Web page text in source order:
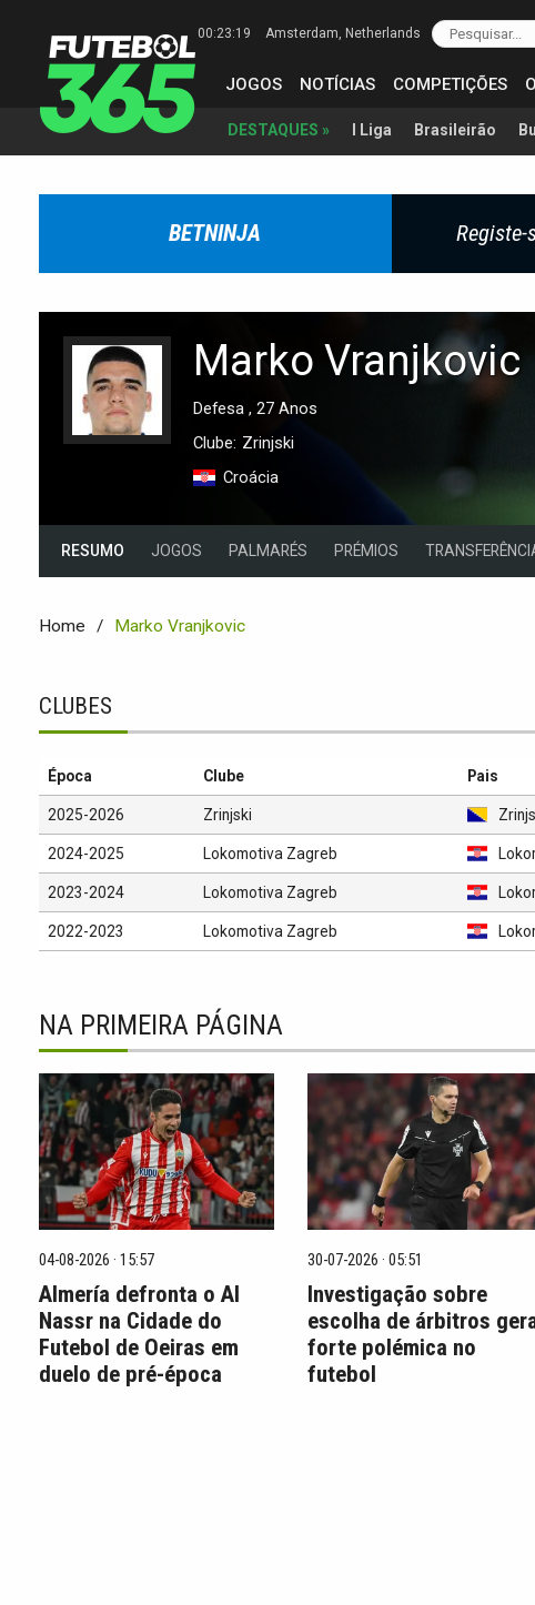
00:23:20 Amsterdam, Netherlands
JOGOS NOTÍCIAS COMPETIÇÕES
DESTAQUES » I Liga Brasileirão
BETNINJA
Marko Vranjkovic
Defesa , 27 Anos
Clube: Zrinjski
Croácia
RESUMO JOGOS PALMARÉS PRÉMIOS
Home Marko Vranjkovic
CLUBES
Época Clube Pais
2025-2026 Zrinjski
2024-2025 Lokomotiva Zagreb
2023-2024 Lokomotiva Zagreb
2022-2023 Lokomotiva Zagreb
NA PRIMEIRA PÁGINA
04-08-2026 · 15:57
Almería defronta o Al
Nassr na Cidade do
Futebol de Oeiras em
duelo de pré-época
30-07-2026 · 05:51
Investigação sobre
escolha de árbitros
forte polémica no
futebol